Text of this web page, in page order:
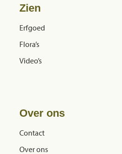
Zien
Erfgoed
Flora’s
Video’s
Over ons
Contact
Over ons